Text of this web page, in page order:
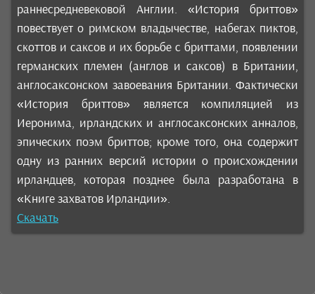
раннесредневековой Англии. «История бриттов»
повествует о римском владычестве, набегах пиктов,
скоттов и саксов и их борьбе с бриттами, появлении
германских племен (англов и саксов) в Британии,
англосаксонском завоевания Британии. Фактически
«История бриттов» является компиляцией из
Иеронима, ирландских и англосаксонских анналов,
эпических поэм бриттов; кроме того, она содержит
одну из ранних версий истории о происхождении
ирландцев, которая позднее была разработана в
«Книге захватов Ирландии».
Скачать